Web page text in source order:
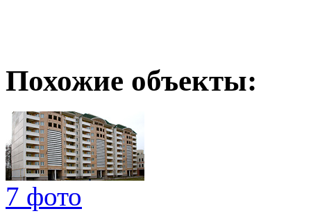
Похожие объекты:
7 фото